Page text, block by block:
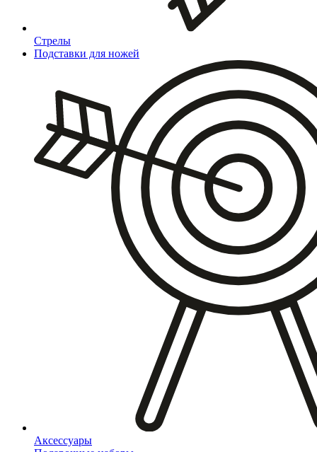
Стрелы
Подставки для ножей
Аксессуары